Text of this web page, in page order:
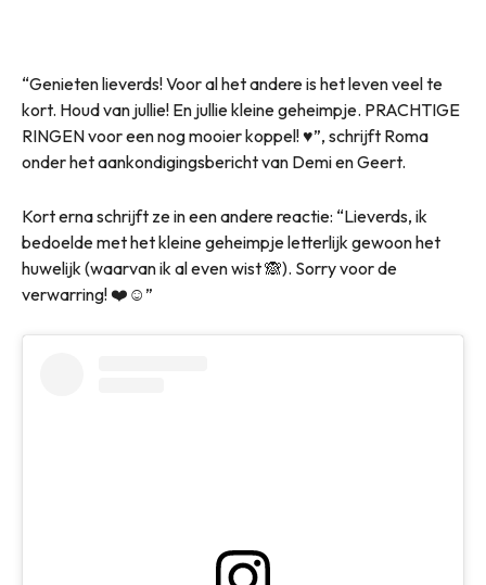
“Genieten lieverds! Voor al het andere is het leven veel te
kort. Houd van jullie! En jullie kleine geheimpje. PRACHTIGE
RINGEN voor een nog mooier koppel! ♥️”, schrijft Roma
onder het aankondigingsbericht van Demi en Geert.
Kort erna schrijft ze in een andere reactie: “Lieverds, ik
bedoelde met het kleine geheimpje letterlijk gewoon het
huwelijk (waarvan ik al even wist 🙈). Sorry voor de
verwarring! ❤️☺️”